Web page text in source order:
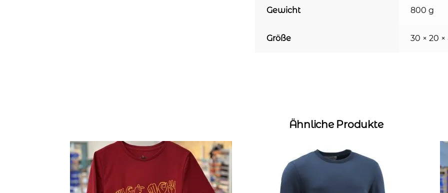
Gewicht 800 g
Größe 30 × 20
Ähnliche Produkte